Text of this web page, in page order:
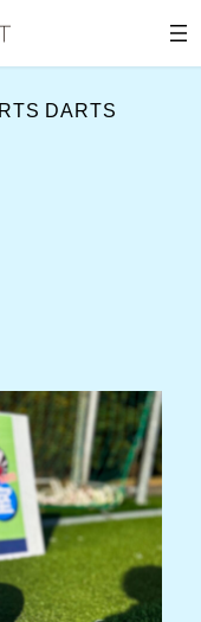
DARTS